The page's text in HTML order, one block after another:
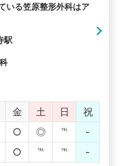
いる笠原整形外科はア
駅
金 土 日
祝
○ ◎ ℡
-
○ ℡ ℡ -